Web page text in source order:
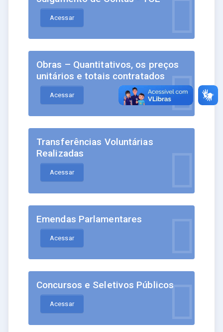
Acessar
Obras – Quantitativos, os preços
unitários e totais contratados
Acessar
Transferências Voluntárias
Realizadas
Acessar
Emendas Parlamentares
Acessar
Concursos e Seletivos Públicos
Acessar